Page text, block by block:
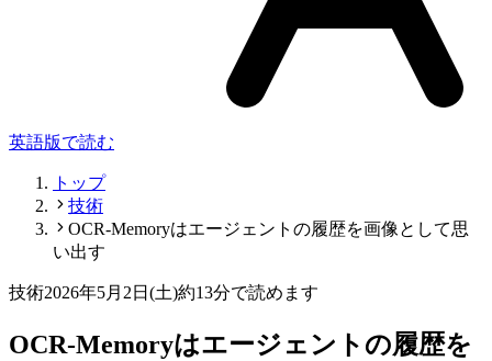
英語版で読む
トップ
技術
OCR-Memoryはエージェントの履歴を画像として思
い出す
技術2026年5月2日(土)約13分で読めます
OCR-Memoryはエージェントの履歴を